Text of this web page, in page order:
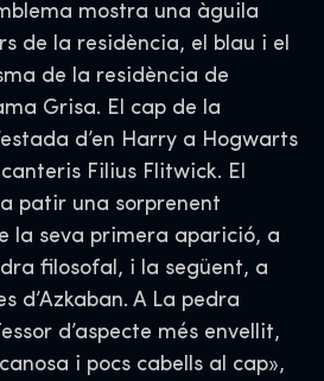
mostra una àguila
de la residència, el blau i el
de la residència de
Grisa. El cap de la
d’en Harry a Hogwarts
Filius Flitwick. El
patir una sorprenent
la seva primera aparició, a
filosofal, i la següent, a
d’Azkaban. A La pedra
d’aspecte més envellit,
i pocs cabells al cap»,